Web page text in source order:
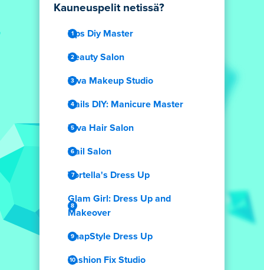
Kauneuspelit netissä?
Lips Diy Master
Beauty Salon
Diva Makeup Studio
Nails DIY: Manicure Master
Diva Hair Salon
Nail Salon
Vortella's Dress Up
Glam Girl: Dress Up and
Makeover
SnapStyle Dress Up
Fashion Fix Studio